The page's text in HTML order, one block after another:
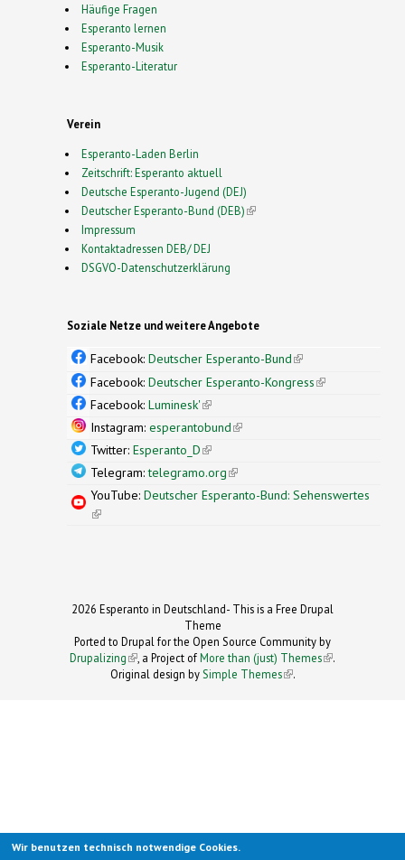
Häufige Fragen
Esperanto lernen
Esperanto-Musik
Esperanto-Literatur
Verein
Esperanto-Laden Berlin
Zeitschrift: Esperanto aktuell
Deutsche Esperanto-Jugend (DEJ)
Deutscher Esperanto-Bund (DEB)(link is external)
Impressum
Kontaktadressen DEB/ DEJ
DSGVO-Datenschutzerklärung
Soziale Netze und weitere Angebote
Facebook: Deutscher Esperanto-Bund(link is
external)
Facebook: Deutscher Esperanto-Kongress(link is
Facebook: Luminesk'(link is external)
Instagram: esperantobund(link is external)
Twitter: Esperanto_D(link is external)
Telegram:telegramo.org(link is external)
YouTube: Deutscher Esperanto-Bund: Sehenswertes
(link is external)
2026 Esperanto in Deutschland- This is a Free Drupal
Theme
Ported to Drupal for the Open Source Community by
Drupalizing(link is external)
, a Project ofMore than (just) Themes (link is
.
Original design by Simple Themes
(link is
.
Wir benutzen technisch notwendige Cookies.